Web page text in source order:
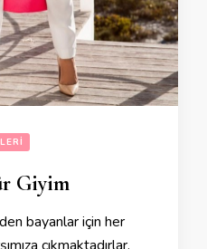
Giyim
bayanlar için her